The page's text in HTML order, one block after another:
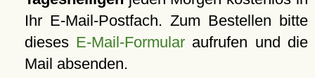
Ihr E-Mail-Postfach. Zum Bestellen bitte
dieses E-Mail-Formular aufrufen und die
Mail absenden.